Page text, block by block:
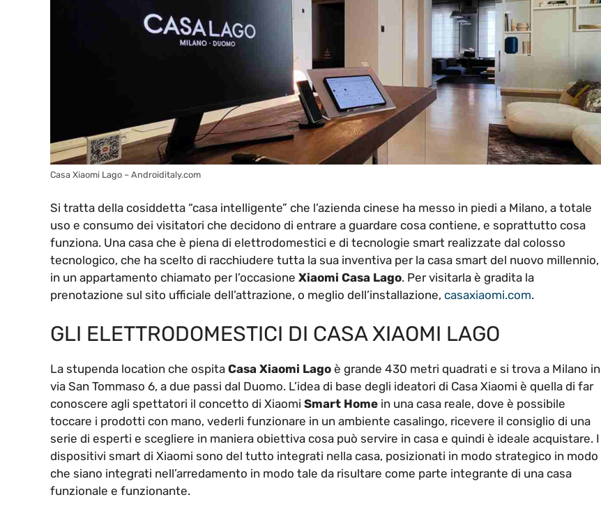
Casa Xiaomi Lago – Androiditaly.com
Si tratta della cosiddetta “casa intelligente” che l’azienda cinese ha messo in piedi a Milano, a totale
uso e consumo dei visitatori che decidono di entrare a guardare cosa contiene, e soprattutto cosa
funziona. Una casa che è piena di elettrodomestici e di tecnologie smart realizzate dal colosso
tecnologico, che ha scelto di racchiudere tutta la sua inventiva per la casa smart del nuovo millennio,
in un appartamento chiamato per l’occasione Xiaomi Casa Lago. Per visitarla è gradita la
prenotazione sul sito ufficiale dell’attrazione, o meglio dell’installazione, casaxiaomi.com.
GLI ELETTRODOMESTICI DI CASA XIAOMI LAGO
La stupenda location che ospita Casa Xiaomi Lago è grande 430 metri quadrati e si trova a Milano in
via San Tommaso 6, a due passi dal Duomo. L’idea di base degli ideatori di Casa Xiaomi è quella di far
conoscere agli spettatori il concetto di Xiaomi Smart Home in una casa reale, dove è possibile
toccare i prodotti con mano, vederli funzionare in un ambiente casalingo, ricevere il consiglio di una
serie di esperti e scegliere in maniera obiettiva cosa può servire in casa e quindi è ideale acquistare. I
dispositivi smart di Xiaomi sono del tutto integrati nella casa, posizionati in modo strategico in modo
che siano integrati nell’arredamento in modo tale da risultare come parte integrante di una casa
funzionale e funzionante.